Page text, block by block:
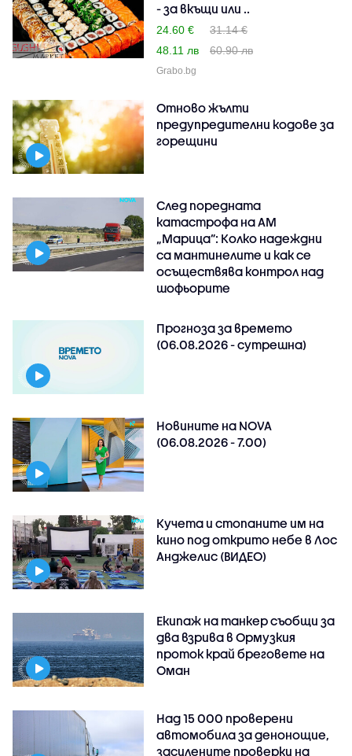
- за вкъщи или ..
24.60 €
31.14 €
48.11 лв
60.90 лв
Grabo.bg
Отново жълти
предупредителни кодове за
горещини
След поредната
катастрофа на АМ
„Марица”: Колко надеждни
са мантинелите и как се
осъществява контрол над
шофьорите
Прогноза за времето
(06.08.2026 - сутрешна)
Новините на NOVA
(06.08.2026 - 7.00)
Кучета и стопаните им на
кино под открито небе в Лос
Анджелис (ВИДЕО)
Екипаж на танкер съобщи за
два взрива в Ормузкия
проток край бреговете на
Оман
Над 15 000 проверени
автомобила за денонощие,
засилените проверки на